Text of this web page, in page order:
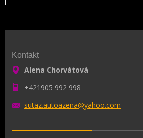
Kontakt
Alena Chorvátová
+421905 992 998
sutaz.autoazena@yahoo.com